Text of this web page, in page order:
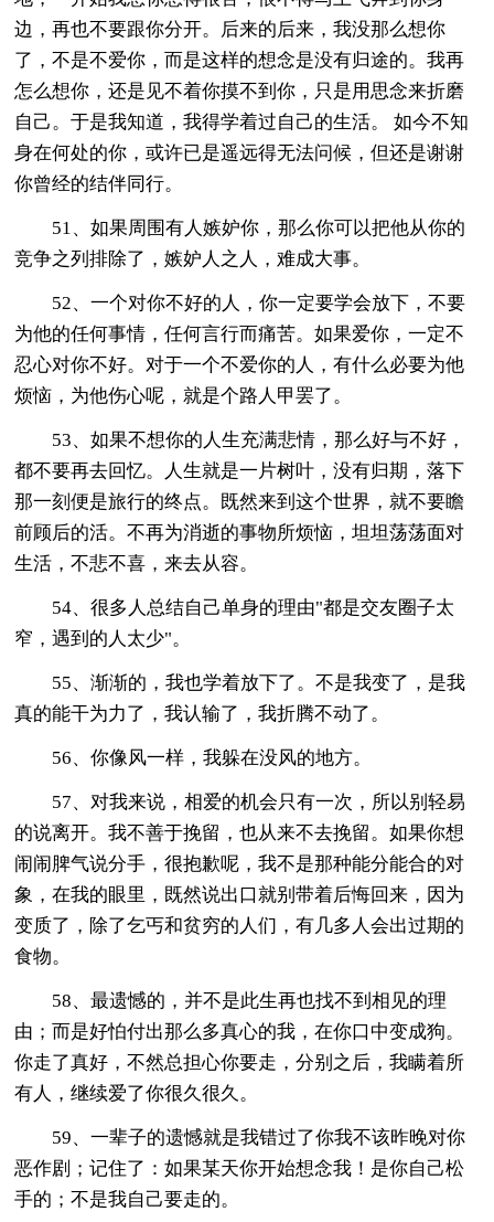
边，再也不要跟你分开。后来的后来，我没那么想你
了，不是不爱你，而是这样的想念是没有归途的。我再
怎么想你，还是见不着你摸不到你，只是用思念来折磨
自己。于是我知道，我得学着过自己的生活。 如今不知
身在何处的你，或许已是遥远得无法问候，但还是谢谢
你曾经的结伴同行。
51、如果周围有人嫉妒你，那么你可以把他从你的
竞争之列排除了，嫉妒人之人，难成大事。
52、一个对你不好的人，你一定要学会放下，不要
为他的任何事情，任何言行而痛苦。如果爱你，一定不
忍心对你不好。对于一个不爱你的人，有什么必要为他
烦恼，为他伤心呢，就是个路人甲罢了。
53、如果不想你的人生充满悲情，那么好与不好，
都不要再去回忆。人生就是一片树叶，没有归期，落下
那一刻便是旅行的终点。既然来到这个世界，就不要瞻
前顾后的活。不再为消逝的事物所烦恼，坦坦荡荡面对
生活，不悲不喜，来去从容。
54、很多人总结自己单身的理由"都是交友圈子太
窄，遇到的人太少"。
55、渐渐的，我也学着放下了。不是我变了，是我
真的能干为力了，我认输了，我折腾不动了。
56、你像风一样，我躲在没风的地方。
57、对我来说，相爱的机会只有一次，所以别轻易
的说离开。我不善于挽留，也从来不去挽留。如果你想
闹闹脾气说分手，很抱歉呢，我不是那种能分能合的对
象，在我的眼里，既然说出口就别带着后悔回来，因为
变质了，除了乞丐和贫穷的人们，有几多人会出过期的
食物。
58、最遗憾的，并不是此生再也找不到相见的理
由；而是好怕付出那么多真心的我，在你口中变成狗。
你走了真好，不然总担心你要走，分别之后，我瞒着所
有人，继续爱了你很久很久。
59、一辈子的遗憾就是我错过了你我不该昨晚对你
恶作剧；记住了：如果某天你开始想念我！是你自己松
手的；不是我自己要走的。